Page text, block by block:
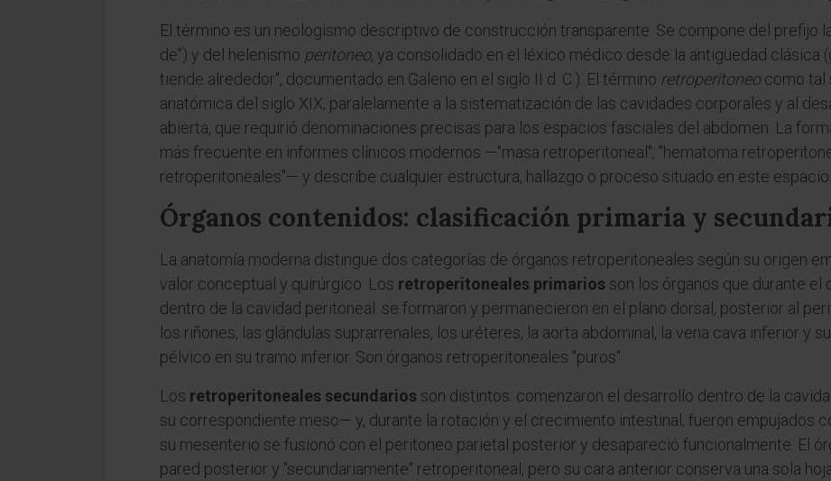
El término es un neologismo descriptivo de construcción transparente. Se compone del prefijo
de") y del helenismo peritoneo, ya consolidado en el léxico médico desde la antigüedad clásica
tiende alrededor", documentado en Galeno en el siglo II d. C.). El término retroperitoneocomo tal
anatómica del siglo XIX, paralelamente a la sistematización de las cavidades corporales y al
abierta, que requirió denominaciones precisas para los espacios fasciales del abdomen. La
más frecuente en informes clínicos modernos —"masa retroperitoneal", "hematoma
retroperitoneales"— y describe cualquier estructura, hallazgo o proceso situado en este espacio.
Órganos contenidos: clasificación primaria y
La anatomía moderna distingue dos categorías de órganos retroperitoneales según su origen
valor conceptual y quirúrgico. Los retroperitoneales primarios son los órganos que durante el
dentro de la cavidad peritoneal: se formaron y permanecieron en el plano dorsal, posterior al
los riñones, las glándulas suprarrenales, los uréteres, la aorta abdominal, la vena cava inferior y
pélvico en su tramo inferior. Son órganos retroperitoneales "puros".
Los retroperitoneales secundarios son distintos: comenzaron el desarrollo dentro de la
su correspondiente meso— y, durante la rotación y el crecimiento intestinal, fueron empujados
su mesenterio se fusionó con el peritoneo parietal posterior y desapareció funcionalmente. El
pared posterior y "secundariamente" retroperitoneal, pero su cara anterior conserva una sola